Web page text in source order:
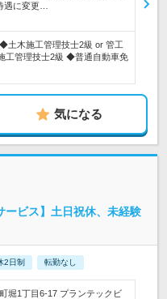
遇に変更…
土木施工管理技士2級 or 管工
工管理技士2級 ◆普通自動車免
気になる
ービス】土日祝休、未経験
2日制 転勤なし
堀1丁目6-17 プランテックビ